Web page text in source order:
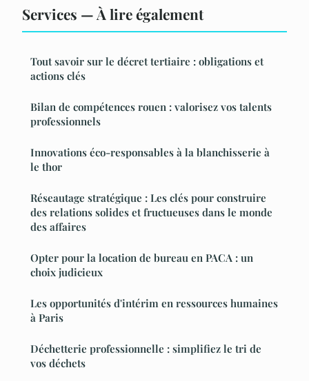
Services — À lire également
Tout savoir sur le décret tertiaire : obligations et
actions clés
Bilan de compétences rouen : valorisez vos talents
professionnels
Innovations éco-responsables à la blanchisserie à
le thor
Réseautage stratégique : Les clés pour construire
des relations solides et fructueuses dans le monde
des affaires
Opter pour la location de bureau en PACA : un
choix judicieux
Les opportunités d'intérim en ressources humaines
à Paris
Déchetterie professionnelle : simplifiez le tri de
vos déchets